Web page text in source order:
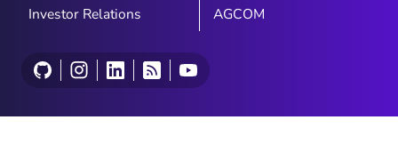
Investor Relations
AGCOM